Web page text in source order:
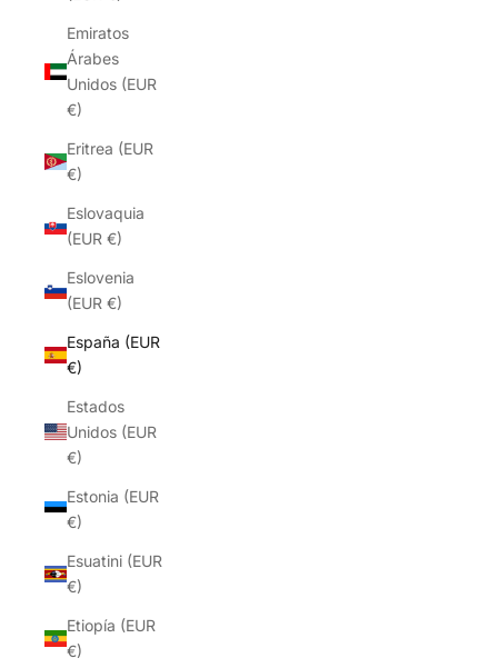
Emiratos
Árabes
Unidos (EUR
€)
Eritrea (EUR
€)
Eslovaquia
(EUR €)
Eslovenia
(EUR €)
España (EUR
€)
Estados
Unidos (EUR
€)
Estonia (EUR
€)
Esuatini (EUR
€)
Etiopía (EUR
€)